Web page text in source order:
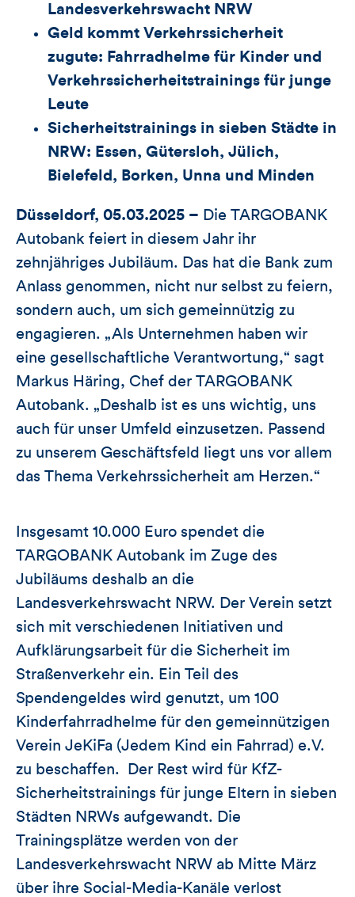
Landesverkehrswacht NRW
Geld kommt Verkehrssicherheit
zugute: Fahrradhelme für Kinder und
Verkehrssicherheitstrainings für junge
Leute
Sicherheitstrainings in sieben Städte in
NRW: Essen, Gütersloh, Jülich,
Bielefeld, Borken, Unna und Minden
Düsseldorf, 05.03.2025 – Die TARGOBANK
Autobank feiert in diesem Jahr ihr
zehnjähriges Jubiläum. Das hat die Bank zum
Anlass genommen, nicht nur selbst zu feiern,
sondern auch, um sich gemeinnützig zu
engagieren. „Als Unternehmen haben wir
eine gesellschaftliche Verantwortung,“ sagt
Markus Häring, Chef der TARGOBANK
Autobank. „Deshalb ist es uns wichtig, uns
auch für unser Umfeld einzusetzen. Passend
zu unserem Geschäftsfeld liegt uns vor allem
das Thema Verkehrssicherheit am Herzen.“
Insgesamt 10.000 Euro spendet die
TARGOBANK Autobank im Zuge des
Jubiläums deshalb an die
Landesverkehrswacht NRW. Der Verein setzt
sich mit verschiedenen Initiativen und
Aufklärungsarbeit für die Sicherheit im
Straßenverkehr ein. Ein Teil des
Spendengeldes wird genutzt, um 100
Kinderfahrradhelme für den gemeinnützigen
Verein JeKiFa (Jedem Kind ein Fahrrad) e.V.
zu beschaffen. Der Rest wird für KfZ-
Sicherheitstrainings für junge Eltern in sieben
Städten NRWs aufgewandt. Die
Trainingsplätze werden von der
Landesverkehrswacht NRW ab Mitte März
über ihre Social-Media-Kanäle verlost